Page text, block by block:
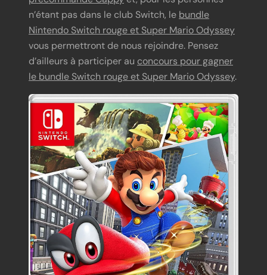
n’étant pas dans le club Switch, le bundle
Nintendo Switch rouge et Super Mario Odyssey
vous permettront de nous rejoindre. Pensez
d’ailleurs à participer au concours pour gagner
le bundle Switch rouge et Super Mario Odyssey.